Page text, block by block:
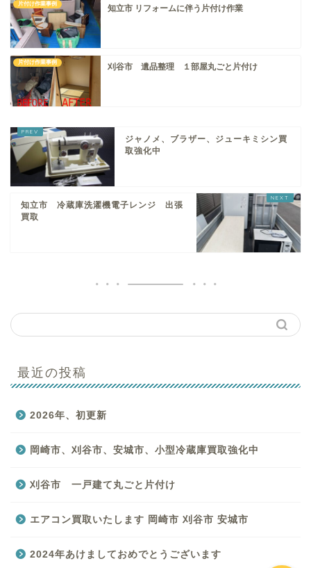
片付け作業事例 知立市 リフォームに伴う片付け作業
片付け作業事例 刈谷市 遺品整理 １部屋丸ごと片付け
ジャノメ、ブラザー、ジューキミシン買
取強化中
知立市 冷蔵庫洗濯機電子レンジ 出張
買取
最近の投稿
2026年、初更新
岡崎市、刈谷市、安城市、小型冷蔵庫買取強化中
刈谷市 一戸建て丸ごと片付け
エアコン買取いたします 岡崎市 刈谷市 安城市
2024年あけましておめでとうございます
はじめての方へ
お客様の声